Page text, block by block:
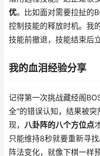
优。比如面对需要拉扯的
控制技能的释放时机。我
技能前撤退，技能结束后
我的血泪经验分享
记得第一次挑战藏经阁
全"的错误认知，结果被
现， 八卦阵的八个方位点
只能维持8秒就要重新寻
阵法变化，就像下棋一样